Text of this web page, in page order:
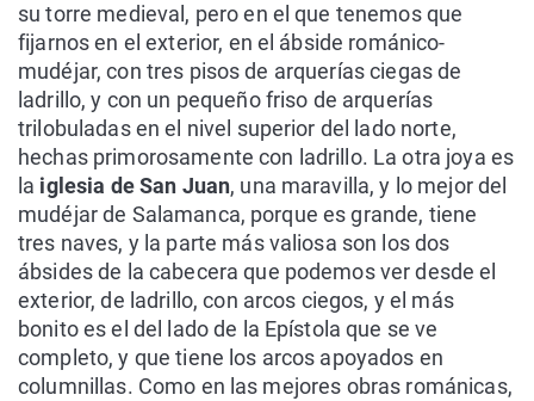
su torre medieval, pero en el que tenemos que
fijarnos en el exterior, en el ábside románico-
mudéjar, con tres pisos de arquerías ciegas de
ladrillo, y con un pequeño friso de arquerías
trilobuladas en el nivel superior del lado norte,
hechas primorosamente con ladrillo. La otra joya es
la iglesia de San Juan, una maravilla, y lo mejor del
mudéjar de Salamanca, porque es grande, tiene
tres naves, y la parte más valiosa son los dos
ábsides de la cabecera que podemos ver desde el
exterior, de ladrillo, con arcos ciegos, y el más
bonito es el del lado de la Epístola que se ve
completo, y que tiene los arcos apoyados en
columnillas. Como en las mejores obras románicas,